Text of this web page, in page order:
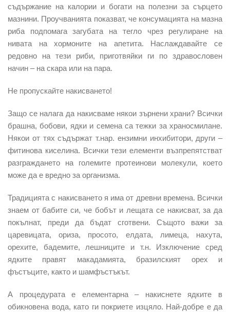
съдържание на калории и богати на полезни за сърцето
мазнини. Проучванията показват, че консумацията на мазна
риба подпомага загубата на тегло чрез регулиране на
нивата на хормоните на апетита. Наслаждавайте се
редовно на тези риби, приготвяйки ги по здравословен
начин – на скара или на пара.
Не пропускайте накисването!
Защо се налага да накисваме някои зърнени храни? Всички
брашна, бобови, ядки и семена са тежки за храносмилане.
Някои от тях съдържат т.нар. ензимни инхибитори, други –
фитинова киселина. Всички тези елементи възпрепятстват
разграждането на големите протеинови молекули, което
може да е вредно за организма.
Традицията с накисването я има от древни времена. Всички
знаем от бабите си, че бобът и лещата се накисват, за да
покълнат, преди да бъдат сготвени. Същото важи за
царевицата, ориза, просото, елдата, лимеца, нахута,
орехите, бадемите, лешниците и т.н. Изключение сред
ядките правят макадамията, бразилският орех и
фъстъците, както и шамфъстъкът.
А процедурата е елементарна – накиснете ядките в
обикновена вода, като ги покриете изцяло. Най-добре е да